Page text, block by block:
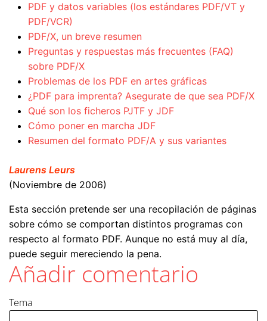
PDF y datos variables (los estándares PDF/VT y
PDF/VCR)
PDF/X, un breve resumen
Preguntas y respuestas más frecuentes (FAQ)
sobre PDF/X
Problemas de los PDF en artes gráficas
¿PDF para imprenta? Asegurate de que sea PDF/X
Qué son los ficheros PJTF y JDF
Cómo poner en marcha JDF
Resumen del formato PDF/A y sus variantes
Laurens Leurs
(Noviembre de 2006)
Esta sección pretende ser una recopilación de páginas
sobre cómo se comportan distintos programas con
respecto al formato PDF. Aunque no está muy al día,
puede seguir mereciendo la pena.
Añadir comentario
Tema